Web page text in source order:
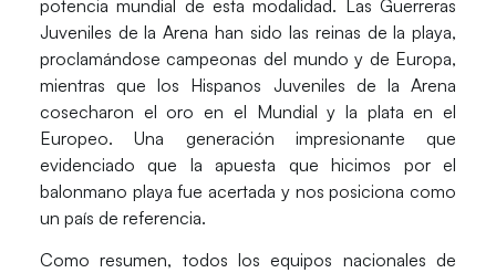
potencia mundial de esta modalidad. LasGuerreras
Juveniles de la Arena han sido las reinas de la playa,
proclamándosecampeonas del mundo y de Europa,
mientras que los Hispanos Juveniles de la Arena
cosecharon el oro en el Mundial y la plata en el
Europeo. Una generación impresionante que
evidenciado que la apuesta que hicimos por el
balonmano playa fue acertada y nos posiciona como
un país de referencia.
Como resumen, todos losequipos nacionales de